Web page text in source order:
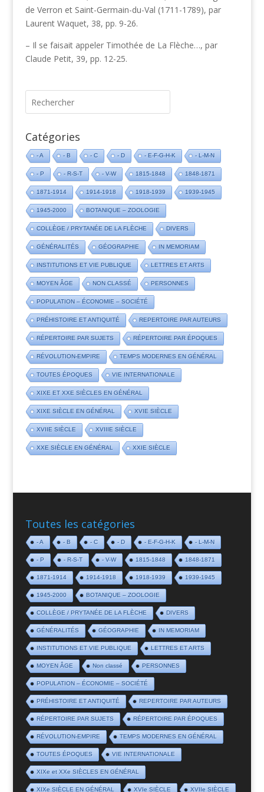
de Verron et Saint-Germain-du-Val (1711-1789), par
Laurent Waquet, 38, pp. 9-26.
– Il se faisait appeler Timothée de La Flèche…, par
Claude Petit, 39, pp. 12-25.
Catégories
- A - B - C - D - E-F-G-H-K - L-M-N
- P - R-S-T - V-W 1815-1848 1848-1871
1871-1914 1914-1918 1918-1939 1939-1945
1945-2000 BOTANIQUE – ZOOLOGIE
COLLÈGE / PRYTANÉE DE LA FLÈCHE DIVERS
GÉNÉRALITÉS GÉOGRAPHIE IN MEMORIAM
INSTITUTIONS ET VIE PUBLIQUE LETTRES ET ARTS
MOYEN ÂGE NON CLASSÉ PERSONNES
POPULATION – ÉCONOMIE – SOCIÉTÉ
PRÉHISTOIRE ET ANTIQUITÉ REPERTOIRE PAR AUTEURS
RÉPERTOIRE PAR SUJETS RÉPERTOIRE PAR ÉPOQUES
RÉVOLUTION-EMPIRE TEMPS MODERNES EN GÉNÉRAL
TOUTES ÉPOQUES VIE INTERNATIONALE
XIXE ET XXE SIÈCLES EN GÉNÉRAL
XIXE SIÈCLE EN GÉNÉRAL XVIE SIÈCLE
XVIIE SIÈCLE XVIIIE SIÈCLE
XXE SIÈCLE EN GÉNÉRAL XXIE SIÈCLE
Toutes les catégories
- A - B - C - D - E-F-G-H-K - L-M-N
- P - R-S-T - V-W 1815-1848 1848-1871
1871-1914 1914-1918 1918-1939 1939-1945
1945-2000 BOTANIQUE – ZOOLOGIE
COLLÈGE / PRYTANÉE DE LA FLÈCHE DIVERS
GÉNÉRALITÉS GÉOGRAPHIE IN MEMORIAM
INSTITUTIONS ET VIE PUBLIQUE LETTRES ET ARTS
MOYEN ÂGE Non classé PERSONNES
POPULATION – ÉCONOMIE – SOCIÉTÉ
PRÉHISTOIRE ET ANTIQUITÉ REPERTOIRE PAR AUTEURS
RÉPERTOIRE PAR SUJETS RÉPERTOIRE PAR ÉPOQUES
RÉVOLUTION-EMPIRE TEMPS MODERNES EN GÉNÉRAL
TOUTES ÉPOQUES VIE INTERNATIONALE
XIXe et XXe SIÈCLES EN GÉNÉRAL
XIXe SIÈCLE EN GÉNÉRAL XVIe SIÈCLE XVIIe SIÈCLE